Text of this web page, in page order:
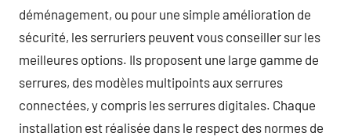
déménagement, ou pour une simple amélioration de
sécurité, les serruriers peuvent vous conseiller sur les
meilleures options. Ils proposent une large gamme de
serrures, des modèles multipoints aux serrures
connectées, y compris les serrures digitales. Chaque
installation est réalisée dans le respect des normes de